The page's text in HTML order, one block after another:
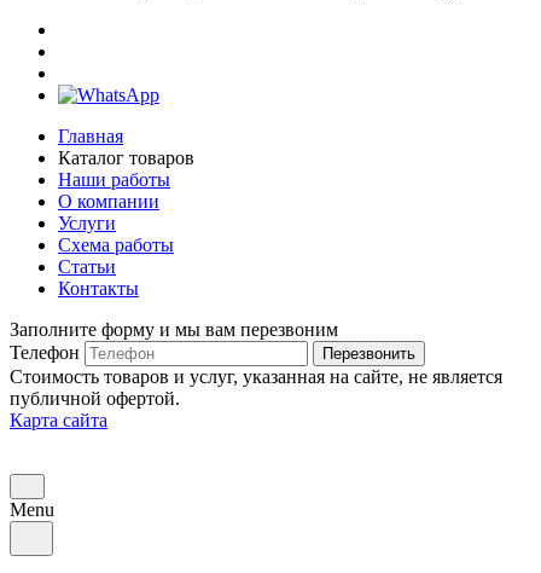
Главная
Каталог товаров
Наши работы
О компании
Услуги
Схема работы
Статьи
Контакты
Заполните форму и мы вам перезвоним
Телефон
Перезвонить
Стоимость товаров и услуг, указанная на сайте, не является
публичной офертой.
Карта сайта
Menu